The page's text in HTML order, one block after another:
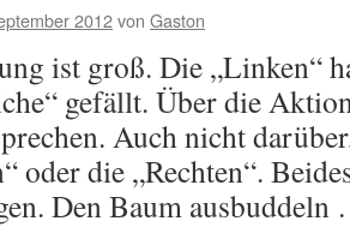
2012von Gaston
ist groß. Die „Linken“
gefällt. Über die
Auch nicht
oder die „Rechten“.
Den Baum